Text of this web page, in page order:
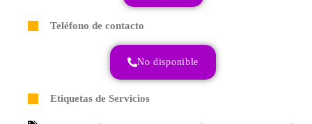
Teléfono de contacto
No disponible
Etiquetas de Servicios